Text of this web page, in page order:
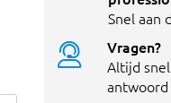
Snel aan
Vragen?
Altijd
antwoord